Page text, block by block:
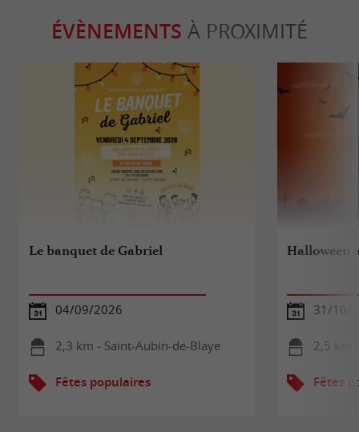
ÉVÈNEMENTS À PROXIMITÉ
Le banquet de Gabriel
04/09/2026
2,3 km - Saint-Aubin-de-Blaye
Fêtes populaires
Halloween
31/10/
2,5 km
Fêtes